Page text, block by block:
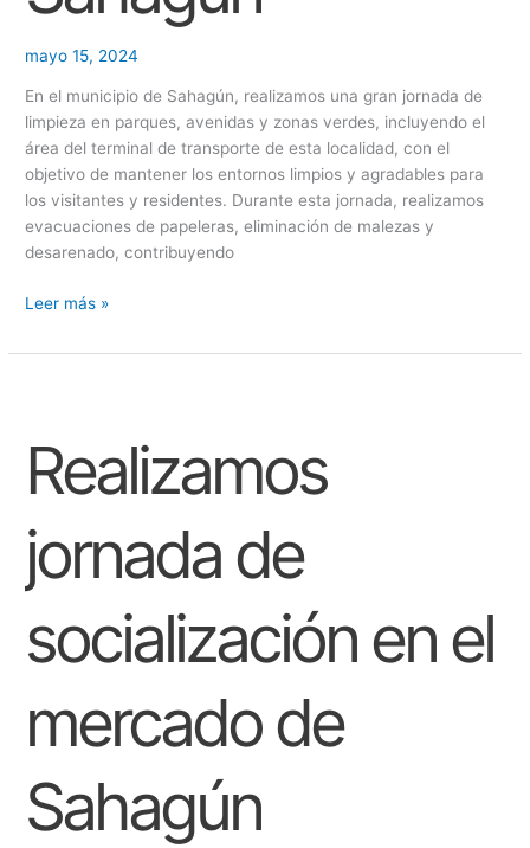
mayo 15, 2024
En el municipio de Sahagún, realizamos una gran jornada de
limpieza en parques, avenidas y zonas verdes, incluyendo el
área del terminal de transporte de esta localidad, con el
objetivo de mantener los entornos limpios y agradables para
los visitantes y residentes. Durante esta jornada, realizamos
evacuaciones de papeleras, eliminación de malezas y
desarenado, contribuyendo
Leer más »
Realizamos
jornada de
socialización en el
mercado de
Sahagún
de
socialización
en
mercado
de